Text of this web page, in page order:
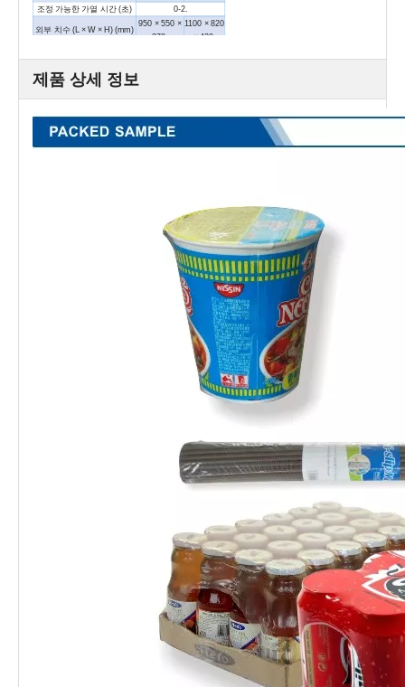
조정 가능한 가열 시간 (초) 0-2.
외부 치수 (L × W × H) (mm)
950 × 550 ×
370.
1100 × 820
× 420.
제품 상세 정보